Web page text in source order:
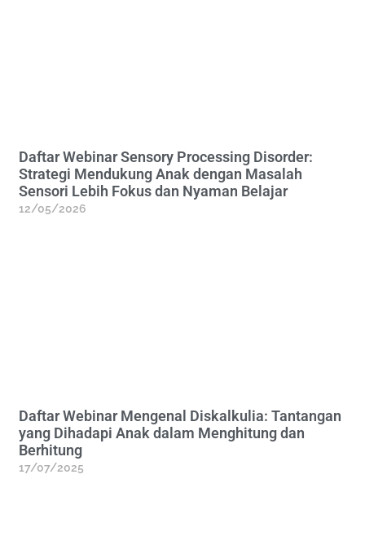
Daftar Webinar Sensory Processing Disorder:
Strategi Mendukung Anak dengan Masalah
Sensori Lebih Fokus dan Nyaman Belajar
12/05/2026
Daftar Webinar Mengenal Diskalkulia: Tantangan
yang Dihadapi Anak dalam Menghitung dan
Berhitung
17/07/2025